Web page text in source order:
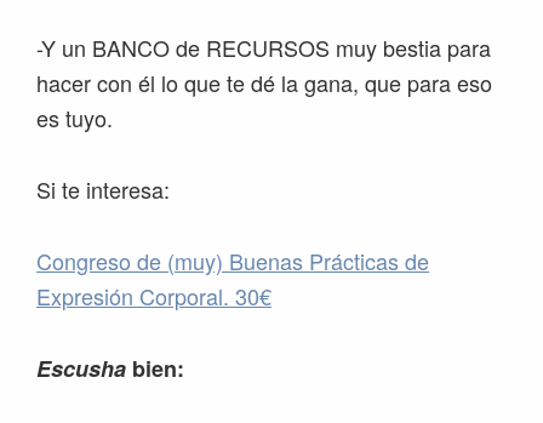
-Y un BANCO de RECURSOS muy bestia para
hacer con él lo que te dé la gana, que para eso
es tuyo.
Si te interesa:
Congreso de (muy) Buenas Prácticas de
Expresión Corporal. 30€
Escusha bien: